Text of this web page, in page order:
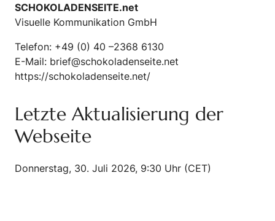
SCHOKOLADENSEITE.net
Visuelle Kommunikation GmbH
Telefon: +49 (0) 40 –2368 6130
E-Mail: brief@schokoladenseite.net
https://schokoladenseite.net/
Letzte Aktualisierung der
Webseite
Donnerstag, 30. Juli 2026, 9:30 Uhr (CET)